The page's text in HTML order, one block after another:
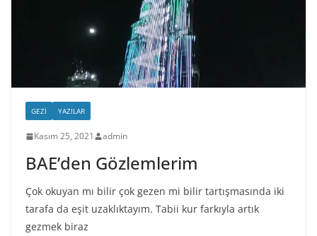
GEZI YAZILAR
Kasım 25, 2021 admin
BAE’den Gözlemlerim
Çok okuyan mı bilir çok gezen mi bilir tartışmasında iki
tarafa da eşit uzaklıktayım. Tabii kur farkıyla artık
gezmek biraz